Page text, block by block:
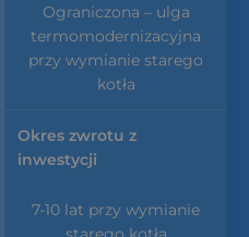
Ograniczona – ulga
termomodernizacyjna
przy wymianie starego
kotła
Okres zwrotu z
inwestycji
7-10 lat przy wymianie